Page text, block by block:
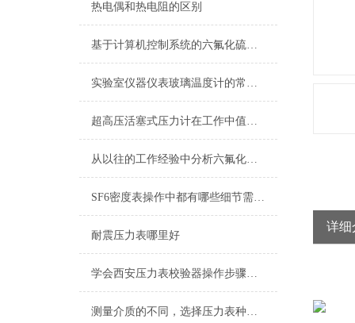
热电偶和热电阻的区别
基于计算机控制系统的六氟化硫密度控制器的特性
实验室仪器仪表玻璃温度计的常见种类
超高压活塞式压力计在工作中值得注意的一些提示情况
从以往的工作经验中分析六氟化硫压力表可能遇到的问题
SF6密度表操作中都有哪些细节需要引起我们重视的
耐震压力表哪里好
学会西安压力表校验器操作步骤，再也不用担心了
测量介质的不同，选择压力表种类也不同
详细